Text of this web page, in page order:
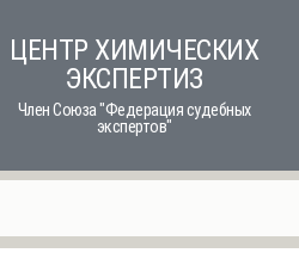
toЦЕНТР ХИМИЧЕСКИХ
ЭКСПЕРТИЗ
Член Союза "Федерация судебных
экспертов"